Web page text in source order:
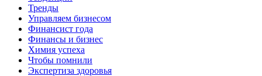
Тренды
Управляем бизнесом
Финансист года
Финансы и бизнес
Химия успеха
Чтобы помнили
Экспертиза здоровья